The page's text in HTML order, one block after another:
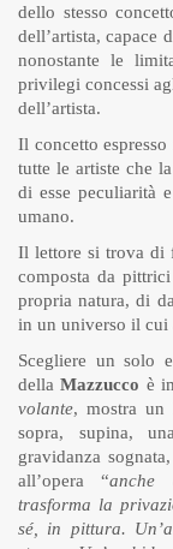
dello stesso
dell’artista, capace
nonostante le
privilegi concessi
dell’artista.
Il concetto
tutte le artiste che la
di esse peculiarità
umano.
Il lettore si trova di
composta da
propria natura, di
in un universo il cui
Scegliere un solo
dellaMazzucco è
volante, mostra un
sopra, supina,
gravidanza
all’opera “anche
trasforma la
sé, in pittura.